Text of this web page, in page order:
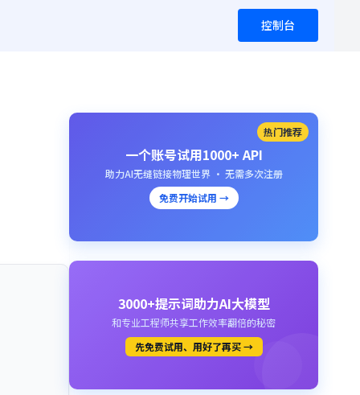
控制台
热门推荐
一个账号试用1000+ API
助力AI无缝链接物理世界 · 无需多次注册
免费开始试用 →
3000+提示词助力AI大模型
和专业工程师共享工作效率翻倍的秘密
先免费试用、用好了再买 →